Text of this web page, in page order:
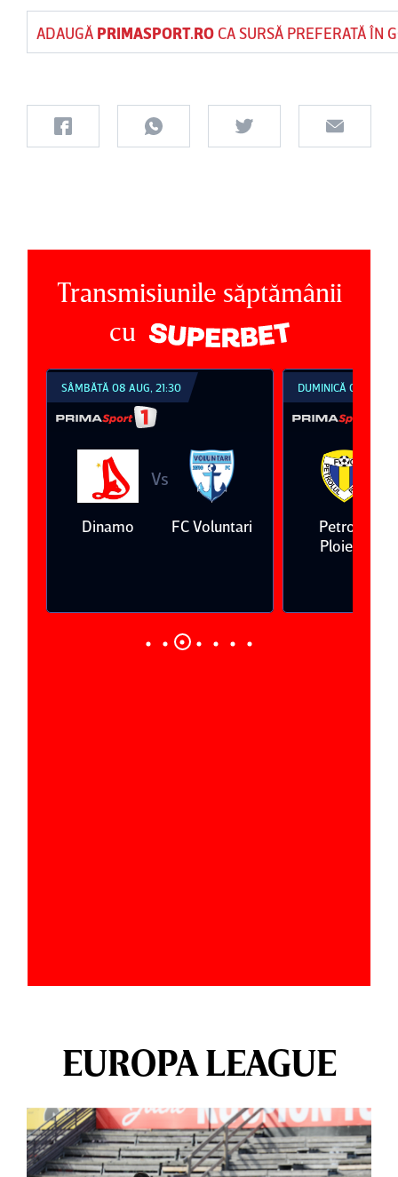
ADAUGĂ PRIMASPORT.ROCA SURSĂ PREFERATĂ ÎN
Transmisiunile săptămânii
cu
SÂMBĂTĂ 08 AUG, 21:30
Dinamo
Vs
FC Voluntari
DUMINICĂ 09 AUG,
Petrolul
Ploieşti
EUROPA LEAGUE